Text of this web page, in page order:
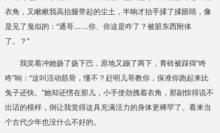
衣角，又瞅瞅我高抬腿带起的尘土，半晌才抬手揉了揉眼睛，像
是见了鬼似的：“通哥……你、你这是咋了？被脏东西附体
了。？”
我笑着冲她扬了扬下巴，原地又蹦了两下，青砖被踩得“咚
咚”响：“这叫活动筋骨，懂不？赶明儿哥教你，保准你跑起来比
兔子还快。”她却还愣在那儿，小手使劲拽着衣角，那副惊得说不
出话的模样，倒让我觉得这具充满活力的身体更稀罕了。看来当
个古代少年也没什么不好的。